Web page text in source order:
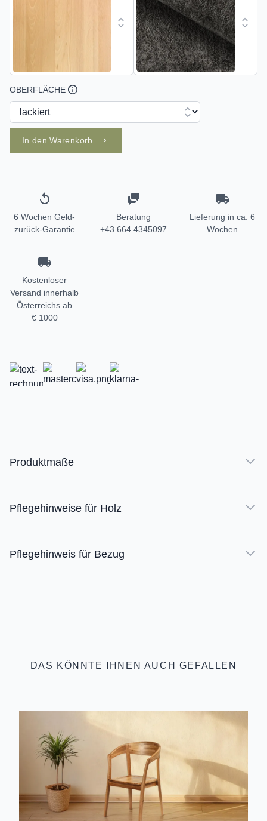
OBERFLÄCHE
In den Warenkorb
6 Wochen Geld-
zurück-Garantie
Beratung
+43 664 4345097
Lieferung in ca. 6
Wochen
Kostenloser
Versand innerhalb
Österreichs ab
€ 1000
Produktmaße
Pflegehinweise für Holz
Pflegehinweis für Bezug
DAS KÖNNTE IHNEN AUCH GEFALLEN